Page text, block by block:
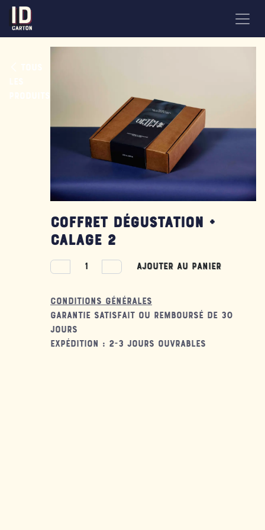
Se rendre au contenu
Coffret dégustation +
Calage 2
Ajouter au panier
Conditions générales
Garantie satisfait ou remboursé de 30
jours
Expédition : 2-3 jours ouvrables